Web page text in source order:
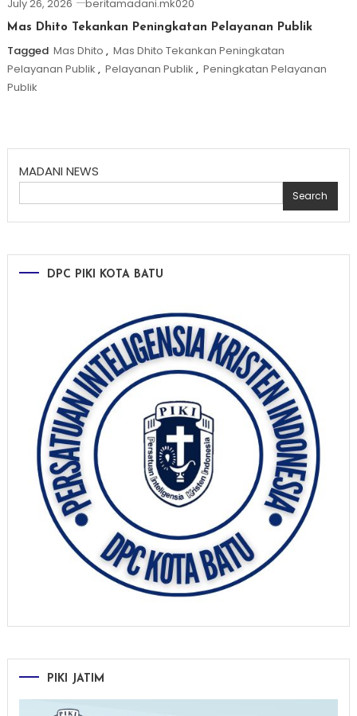
July 26, 2026 beritamadani.mk020
Mas Dhito Tekankan Peningkatan Pelayanan Publik
Tagged Mas Dhito , Mas Dhito Tekankan Peningkatan
Pelayanan Publik , Pelayanan Publik , Peningkatan Pelayanan
Publik
MADANI NEWS
Search
DPC PIKI KOTA BATU
PIKI JATIM